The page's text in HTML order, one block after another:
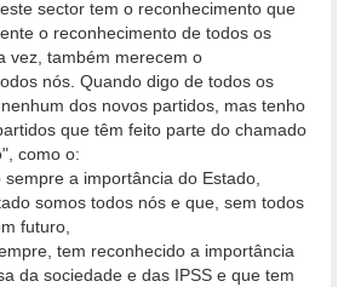
sector tem o reconhecimento que
o reconhecimento de todos os
vez, também merecem o
nós. Quando digo de todos os
dos novos partidos, mas tenho
que têm feito parte do chamado
como o:
a importância do Estado,
somos todos nós e que, sem todos
futuro,
tem reconhecido a importância
da sociedade e das IPSS e que tem